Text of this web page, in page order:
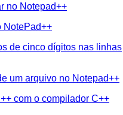
no Notepad++
NotePad++
de cinco dígitos nas linhas
um arquivo no Notepad++
com o compilador C++